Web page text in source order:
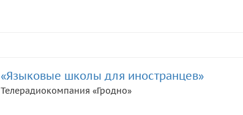
«Языковые школы для иностранцев»
Телерадиокомпания «Гродно»